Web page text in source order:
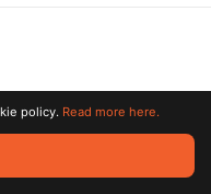
reserved. All trademarks
policy. Read more here.